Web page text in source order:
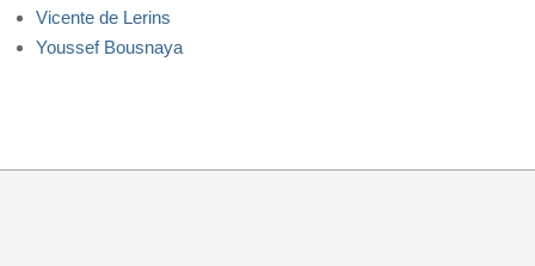
Vicente de Lerins
Youssef Bousnaya